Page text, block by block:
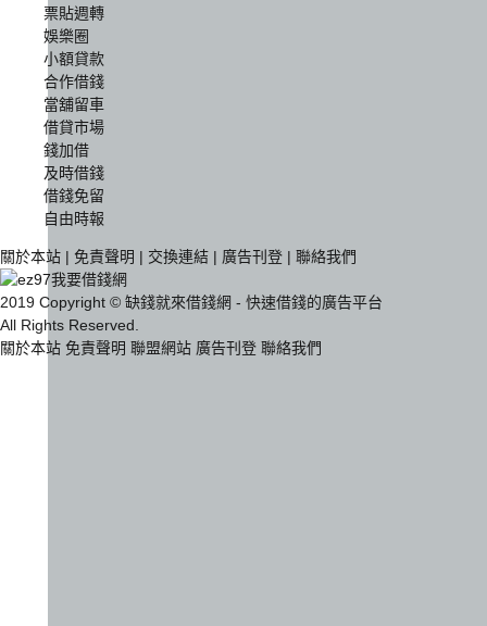
票貼週轉
娛樂圈
小額貸款
合作借錢
當舖留車
借貸市場
錢加借
及時借錢
借錢免留
自由時報
關於本站 | 免責聲明 | 交換連結 | 廣告刊登 | 聯絡我們
2019 Copyright © 缺錢就來借錢網 - 快速借錢的廣告平台
All Rights Reserved.
關於本站 免責聲明 聯盟網站 廣告刊登 聯絡我們